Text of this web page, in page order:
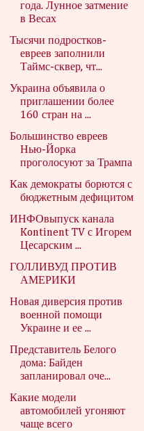
года. Лунное затмение
в Весах
Тысячи подростков-
евреев заполнили
Таймс-сквер, чт...
Украина объявила о
приглашении более
160 стран на ...
Большинство евреев
Нью-Йорка
проголосуют за Трампа
Как демократы борются с
бюджетным дефицитом
ИНФОвыпуск канала
Kontinent TV с Игорем
Цесарским ...
ГОЛЛИВУД ПРОТИВ
АМЕРИКИ
Новая диверсия против
военной помощи
Украине и ее ...
Представитель Белого
дома: Байден
запланировал оче...
Какие модели
автомобилей угоняют
чаще всего